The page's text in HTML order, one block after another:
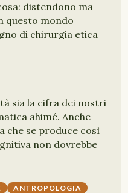
distendono ma
questo mondo
di chirurgia etica
sia la cifra dei nostri
ahimé. Anche
che se produce così
non dovrebbe
ANTROPOLOGIA